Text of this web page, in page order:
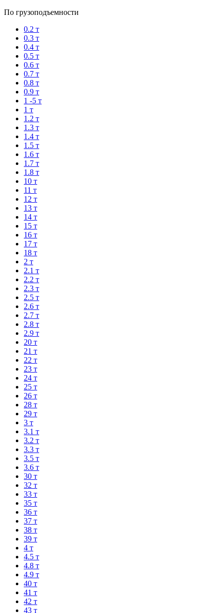
По грузоподъемности
0.2 т
0.3 т
0.4 т
0.5 т
0.6 т
0.7 т
0.8 т
0.9 т
1 -5 т
1 т
1.2 т
1.3 т
1.4 т
1.5 т
1.6 т
1.7 т
1.8 т
10 т
11 т
12 т
13 т
14 т
15 т
16 т
17 т
18 т
2 т
2.1 т
2.2 т
2.3 т
2.5 т
2.6 т
2.7 т
2.8 т
2.9 т
20 т
21 т
22 т
23 т
24 т
25 т
26 т
28 т
29 т
3 т
3.1 т
3.2 т
3.3 т
3.5 т
3.6 т
30 т
32 т
33 т
35 т
36 т
37 т
38 т
39 т
4 т
4.5 т
4.8 т
4.9 т
40 т
41 т
42 т
43 т